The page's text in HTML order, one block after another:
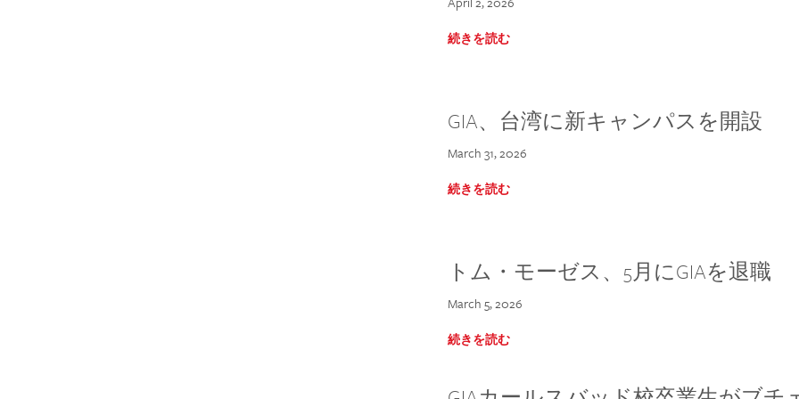
続きを読む
GIA、台湾に新キャンパスを開設
March 31, 2026
続きを読む
トム・モーゼス、5月にGIAを退職
March 5, 2026
続きを読む